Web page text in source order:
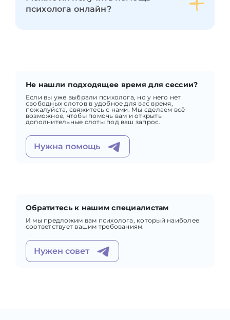
психолога онлайн?
Не нашли подходящее время для сессии?
Если вы уже выбрали психолога, но у него нет
свободных слотов в удобное для вас время,
пожалуйста, свяжитесь с нами. Мы сделаем всё
возможное, чтобы помочь вам и открыть
дополнительные слоты под ваш запрос.
Нужна помощь
Обратитесь к нашим специалистам
И мы предложим вам психолога, который наиболее
соответствует вашим требованиям.
Нужен совет